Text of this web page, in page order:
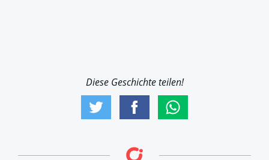
Diese Geschichte teilen!